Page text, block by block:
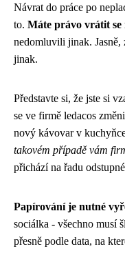
Návrat do práce po
to. Máte právo vrátit se
nedomluvili jinak. Jasně,
jinak.
Představte si, že jste si
se ve firmě ledacos
nový kávovar v
takovém případě vám
přichází na řadu
Papírování je nutné
sociálka - všechno musí
přesně podle data, na